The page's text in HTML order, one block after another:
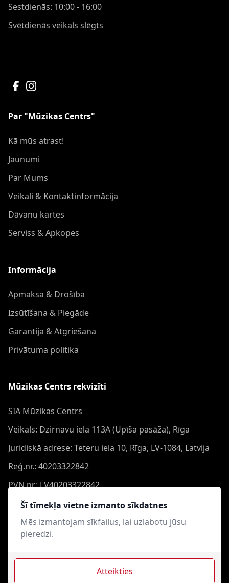
Šī tīmekļa vietne izmanto sīkdatnes
Mēs izmantojam sīkfailus, lai uzlabotu jūsu
pieredzi.
Atteikties
Sestdienās: 10:00 - 16:00
Svētdienās veikals slēgts
Par "Mūzikas Centrs"
Kā mūs atrast!
Jaunumi
Par Mums
Veikali & Kontaktinformācija
Dāvanu kartes
Serviss & Apkopes
Informācija
Apmaksa & Drošība
Izsūtīšana & Piegāde
Garantija & Atgriešana
Privātuma politika
Mūzikas Centrs rekvizīti
SIA Mūzikas Centrs
Veikals: Dzirnavu iela 113A (Upīša pasāža), Rīga
Juridiskā adrese: Teteru iela 10, Rīga, LV-1084, Latvija
Reģ.nr.: 40203322842
PVN nr.: LV40203322842
Banka: Swedbank AS
Konts: LV44HABA0551050864473
Swift: HABALV22